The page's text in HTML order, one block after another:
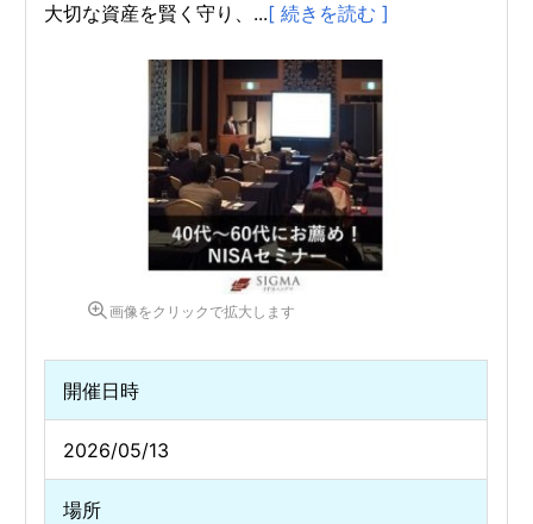
大切な資産を賢く守り、...[ 続きを読む ]
画像をクリックで拡大します
開催日時
2026/05/13
場所